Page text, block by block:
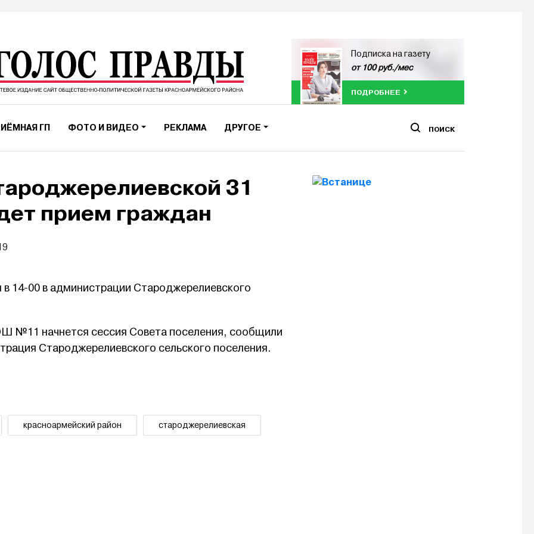
Подписка на газету
от 100 руб./мес
ПОДРОБНЕЕ
ГП ФОТО И ВИДЕО РЕКЛАМА ДРУГОЕ ПОИСК
31
прием граждан
14-00 в администрации Староджерелиевского
№11 начнется сессия Совета поселения, сообщили
Староджерелиевского сельского поселения.
красноармейский район староджерелиевская